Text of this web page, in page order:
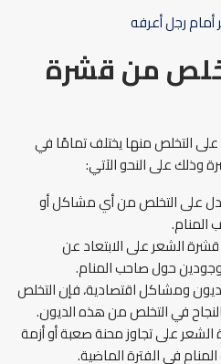
رجل أعرفه
من قشرة
التخلص منها يختلف تمامًا في
وذلك على النحو الآتي:
على التخلص من أي مشاكل أو
الشعر على الابتعاد عن
حول صاحب المنام.
ومشاكل اقتصادية، فإن التخلص
في التخلص من هذه الديون.
على تجاوز محنة صعبة أو أزمة
في الفترة الماضية.